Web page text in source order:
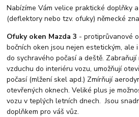
Nabízíme Vám velice praktické doplňky
(deflektory nebo tzv. ofuky) německé
Ofuky oken Mazda 3 - protiprůvanové
bočních oken jsou nejen estetickým, ale
do sychravého počasí a deště.
vzduchu do interiéru vozu, umožňují
počasí (mlžení skel apd.) Zmírňují
otevřených oknech. Veliké plus je
vozu v teplých letních dnech. Jsou
doplňkem pro váš vůz.